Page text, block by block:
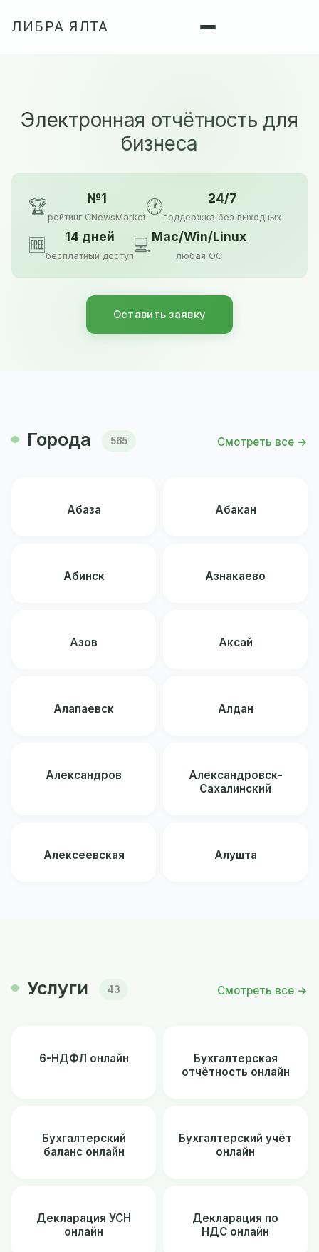
ЛИБРА ЯЛТА
Электронная отчётность для
бизнеса
🏆 №1
рейтинг CNewsMarket
🕐 24/7
поддержка без выходных
🆓 14 дней
бесплатный доступ
💻Mac/Win/Linux
любая ОС
Оставить заявку
Города 565 Смотреть все →
Абаза Абакан
Абинск Азнакаево
Азов Аксай
Алапаевск Алдан
Александров
Александровск-
Сахалинский
Алексеевская Алушта
Услуги 43 Смотреть все →
6-НДФЛ онлайн
Бухгалтерская
отчётность онлайн
Бухгалтерский
баланс онлайн
Бухгалтерский учёт
онлайн
Декларация УСН
онлайн
Декларация по
НДС онлайн